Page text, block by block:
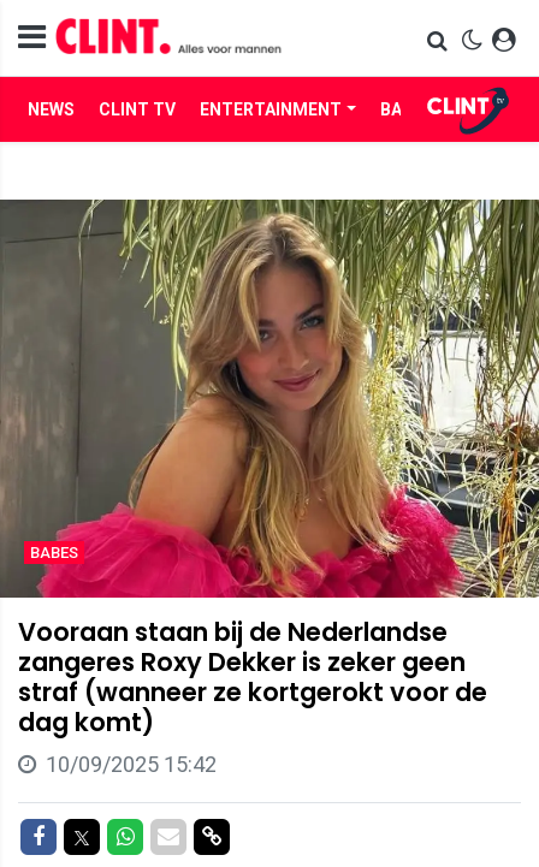
NEWS CLINT TV ENTERTAINMENT BABES LIFE
BABES
Vooraan staan bij de Nederlandse
zangeres Roxy Dekker is zeker geen
straf (wanneer ze kortgerokt voor de
dag komt)
10/09/2025 15:42
Delen op Facebook
Delen op Twitter
Delen op Whatsapp
Delen via Mail
Delen via link